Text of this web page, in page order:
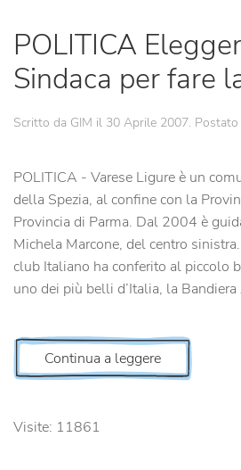
POLITICA
Sindaca per fare
Scritto da GIM il 30 Aprile 2007. Postato
POLITICA - Varese Ligure è un
della Spezia, al confine con la
Provincia di Parma. Dal 2004 è
Michela Marcone, del centro
club Italiano ha conferito al piccolo
uno dei più belli d’Italia, la
Continua a leggere
Visite: 11861